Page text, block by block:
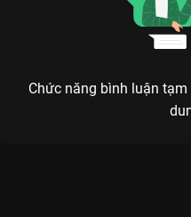
Chức năng bình luận